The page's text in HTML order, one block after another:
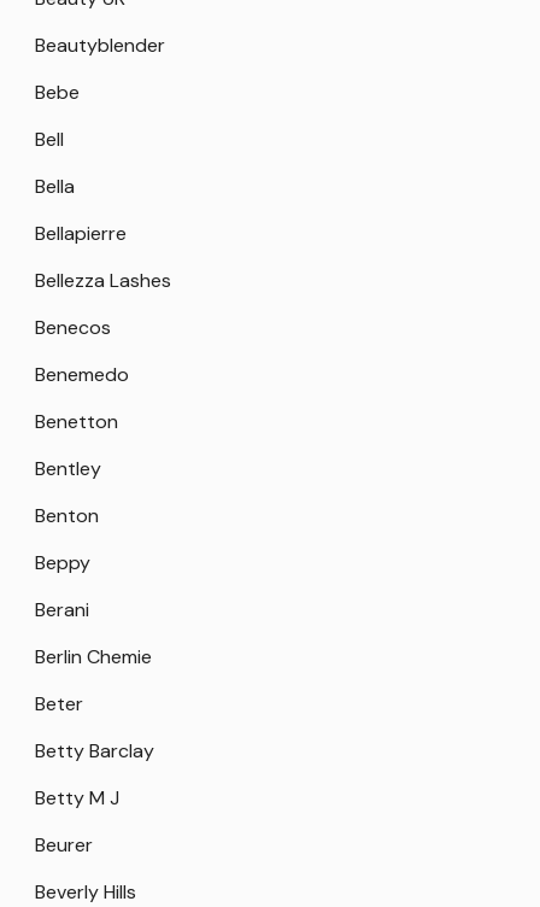
Beautyblender
Bebe
Bell
Bella
Bellapierre
Bellezza Lashes
Benecos
Benemedo
Benetton
Bentley
Benton
Beppy
Berani
Berlin Chemie
Beter
Betty Barclay
Betty M J
Beurer
Beverly Hills